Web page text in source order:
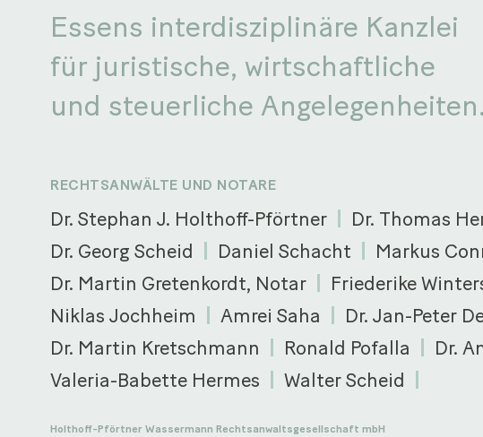
Essens interdisziplinäre Kanzlei
für juristische, wirtschaftliche
und steuerliche Angelegenheiten.
RECHTSANWÄLTE UND NOTARE
Dr. Stephan J. Holthoff-Pförtner
Dr. Thomas
Dr. Georg Scheid
Daniel Schacht
Markus
Dr. Martin Gretenkordt, Notar
Friederike
Niklas Jochheim
Amrei Saha Dr. Jan-Peter
Dr. Martin Kretschmann
Ronald Pofalla
Dr.
Valeria-Babette Hermes
Walter Scheid
Holthoff-Pförtner Wassermann Rechtsanwaltsgesellschaft mbH